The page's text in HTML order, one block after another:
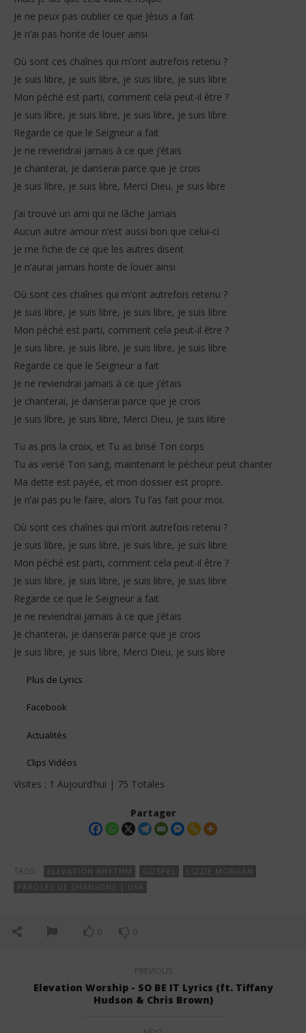
Je ne peux pas oublier ce que Jésus a fait
Je n’ai pas honte de louer ainsi
Où sont ces chaînes qui m’ont autrefois retenu ?
Je suis libre, je suis libre, je suis libre, je suis libre
Mon péché est parti, comment cela peut-il être ?
Je suis libre, je suis libre, je suis libre, je suis libre
Regarde ce que le Seigneur a fait
Je ne reviendrai jamais à ce que j’étais
Je chanterai, je danserai parce que je crois
Je suis libre, je suis libre, Merci Dieu, je suis libre
J’ai trouvé un ami qui ne lâche jamais
Aucun autre amour n’est aussi bon que celui-ci
Je me fiche de ce que les autres disent
Je n’aurai jamais honte de louer ainsi
Où sont ces chaînes qui m’ont autrefois retenu ?
Je suis libre, je suis libre, je suis libre, je suis libre
Mon péché est parti, comment cela peut-il être ?
Je suis libre, je suis libre, je suis libre, je suis libre
Regarde ce que le Seigneur a fait
Je ne reviendrai jamais à ce que j’étais
Je chanterai, je danserai parce que je crois
Je suis libre, je suis libre, Merci Dieu, je suis libre
Tu as pris la croix, et Tu as brisé Ton corps
Tu as versé Ton sang, maintenant le pécheur peut chanter
Ma dette est payée, et mon dossier est propre.
Je n’ai pas pu le faire, alors Tu l’as fait pour moi.
Où sont ces chaînes qui m’ont autrefois retenu ?
Je suis libre, je suis libre, je suis libre, je suis libre
Mon péché est parti, comment cela peut-il être ?
Je suis libre, je suis libre, je suis libre, je suis libre
Regarde ce que le Seigneur a fait
Je ne reviendrai jamais à ce que j’étais
Je chanterai, je danserai parce que je crois
Je suis libre, je suis libre, Merci Dieu, je suis libre
Plus de Lyrics
Facebook
Actualités
Clips Vidéos
Visites : 1 Aujourd’hui | 75 Totales
Partager
TAGS: ELEVATION RHYTHM GOSPEL
LIZZIE MORGAN
PAROLES DE CHANSONS | USA
0 0
PREVIOUS
Elevation Worship - SO BE IT Lyrics (ft. Tiffany
Hudson & Chris Brown)